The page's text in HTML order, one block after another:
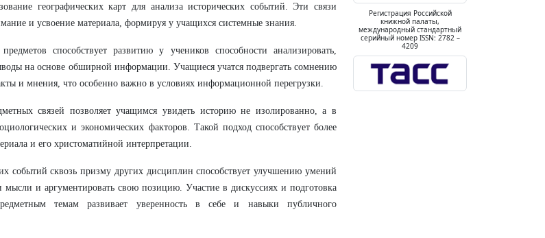
географических карт для анализа исторических событий. Эти связи
и усвоение материала, формируя у учащихся системные знания.
способствует развитию у учеников способности анализировать,
на основе обширной информации. Учащиеся учатся подвергать сомнению
и мнения, что особенно важно в условиях информационной перегрузки.
связей позволяет учащимся увидеть историю не изолированно, а в
и экономических факторов. Такой подход способствует более
и его христоматийной интерпретации.
событий сквозь призму других дисциплин способствует улучшению умений
мысли и аргументировать свою позицию. Участие в дискуссиях и подготовка
темам развивает уверенность в себе и навыки публичного
Регистрация Российской
книжной палаты,
международный стандартный
серийный номер ISSN: 2782 –
4209